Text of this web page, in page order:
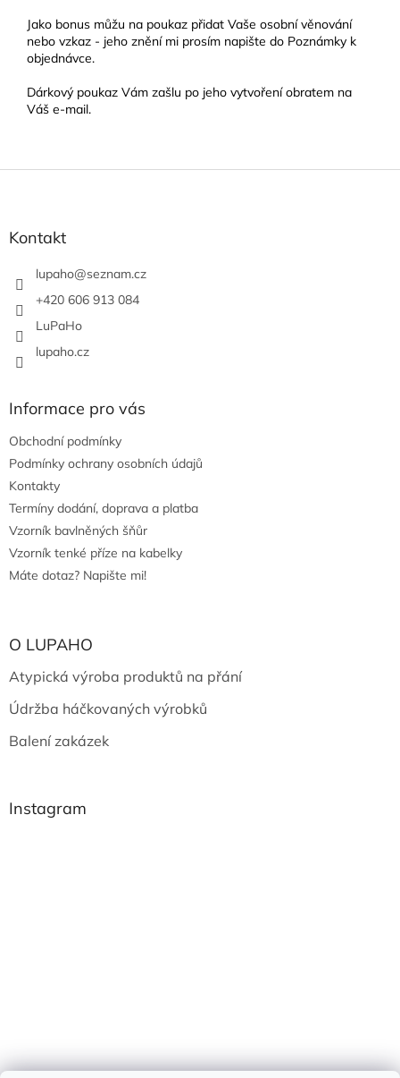
Jako bonus můžu na poukaz přidat Vaše osobní věnování
nebo vzkaz - jeho znění mi prosím napište do Poznámky k
objednávce.
Dárkový poukaz Vám zašlu po jeho vytvoření obratem na
Váš e-mail.
Kontakt
lupaho@seznam.cz
+420 606 913 084
LuPaHo
lupaho.cz
Informace pro vás
Obchodní podmínky
Podmínky ochrany osobních údajů
Kontakty
Termíny dodání, doprava a platba
Vzorník bavlněných šňůr
Vzorník tenké příze na kabelky
Máte dotaz? Napište mi!
O LUPAHO
Atypická výroba produktů na přání
Údržba háčkovaných výrobků
Balení zakázek
Instagram